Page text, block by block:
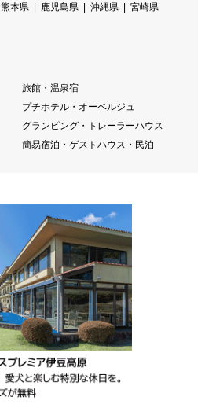
熊本県 鹿児島県 沖縄県
宮崎県
旅館・温泉宿
プチホテル・オーベルジュ
グランピング・トレーラーハウス
簡易宿泊・ゲストハウス・民泊